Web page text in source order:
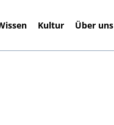
Kultur Über uns